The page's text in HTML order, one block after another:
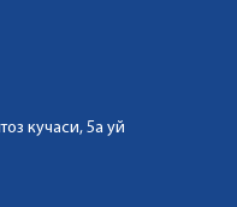
кучаси, 5а уй